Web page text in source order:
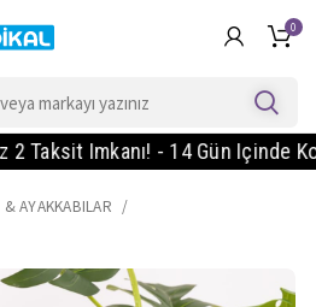
0
Imkanı! - 14 Gün Içinde
AYAKKABILAR